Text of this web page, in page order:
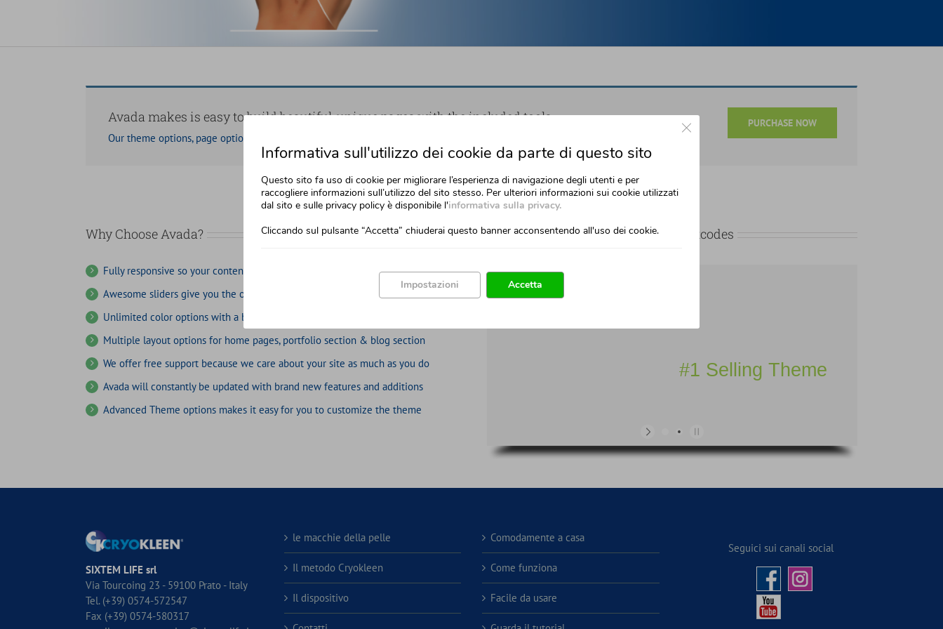
PURCHASE NOW
Avada makes is easy to build beautiful, unique pages with the included tools
Our theme options, page options, shortcodes and more give you the power you need to create.
Why Choose Avada?
Fully responsive so your content will always look good on any screen size
Awesome sliders give you the opportunity to showcase important content
Unlimited color options with a backed color picker, including the gradients
Multiple layout options for home pages, portfolio section & blog section
We offer free support because we care about your site as much as you do
Avada will constantly be updated with brand new features and additions
Advanced Theme options makes it easy for you to customize the theme
Use The Slider Anywhere With Shortcodes
#1 Selling Theme
SIXTEM LIFE srl
Via Tourcoing 23 - 59100 Prato - Italy
Tel. (+39) 0574-572547
Fax (+39) 0574-580317
le macchie della pelle
Il metodo Cryokleen
Il dispositivo
Comodamente a casa
Come funziona
Facile da usare
Seguici sui canali social
Informativa sull'utilizzo dei cookie da parte di questo sito
Questo sito fa uso di cookie per migliorare l’esperienza di navigazione degli utenti e per
raccogliere informazioni sull’utilizzo del sito stesso. Per ulteriori informazioni sui cookie utilizzati
dal sito e sulle privacy policy è disponibile l'informativa sulla privacy.
Cliccando sul pulsante “Accetta” chiuderai questo banner acconsentendo all'uso dei cookie.
Close GDPR Cookie Banner
Accetta
Impostazioni